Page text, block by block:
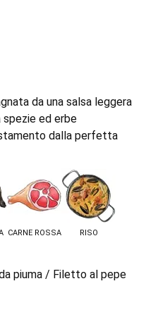
da una salsa leggera
ed erbe
dalla perfetta
CARNE ROSSA RISO
piuma / Filetto al pepe